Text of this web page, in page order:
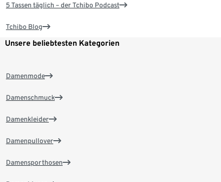
5 Tassen täglich – der Tchibo Podcast
Tchibo Blog
Unsere beliebtesten Kategorien
Damenmode
Damenschmuck
Damenkleider
Damenpullover
Damensporthosen